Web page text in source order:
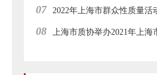
布活动”上海地区经验分享与推进
07 2022年上海市群众性质量活
工作集团型会员企业在线研讨会
08 上海市质协举办2021年上海